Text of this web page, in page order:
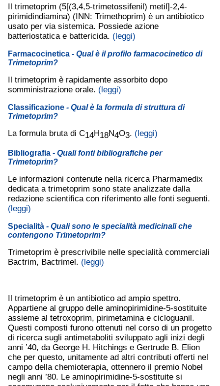
Il trimetoprim (5[(3,4,5-trimetossifenil) metil]-2,4-
pirimidindiamina) (INN: Trimethoprim) è un antibiotico
usato per via sistemica. Possiede azione
batteriostatica e battericida. (leggi)
Farmacocinetica - Qual è il profilo farmacocinetico di
Trimetoprim?
Il trimetoprim è rapidamente assorbito dopo
somministrazione orale. (leggi)
Classificazione - Qual è la formula di struttura di
Trimetoprim?
La formula bruta di C14H18N4O3. (leggi)
Bibliografia - Quali fonti bibliografiche per
Trimetoprim?
Le informazioni contenute nella ricerca Pharmamedix
dedicata a trimetoprim sono state analizzate dalla
redazione scientifica con riferimento alle fonti seguenti.
(leggi)
Specialità - Quali sono le specialità medicinali che
contengono Trimetoprim?
Trimetoprim è prescrivibile nelle specialità commerciali
Bactrim, Bactrimel. (leggi)
Il trimetoprim è un antibiotico ad ampio spettro.
Appartiene al gruppo delle aminopirimidine-5-sostituite
assieme al tetroxoprim, pirimetamina e cicloguanil.
Questi composti furono ottenuti nel corso di un progetto
di ricerca sugli antimetaboliti sviluppato agli inizi degli
anni ’40, da George H. Hitchings e Gertrude B. Elion
che per questo, unitamente ad altri contributi offerti nel
campo della chemioterapia, ottennero il premio Nobel
negli anni ’80. Le aminopirimidine-5-sostituite si